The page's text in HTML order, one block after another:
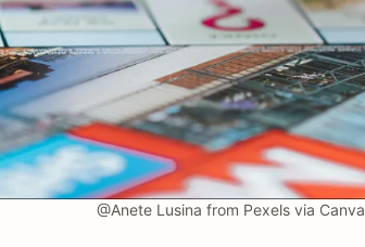
@Anete Lusina from Pexels via Canva